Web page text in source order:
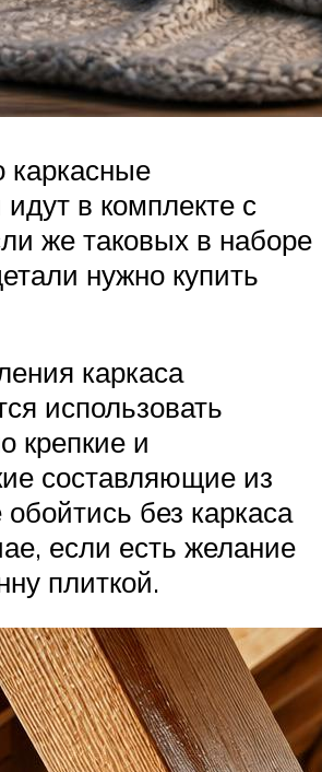
каркасные
идут в комплекте с
же таковых в наборе
нужно купить
каркаса
использовать
крепкие и
составляющие из
без каркаса
если есть желание
плиткой.